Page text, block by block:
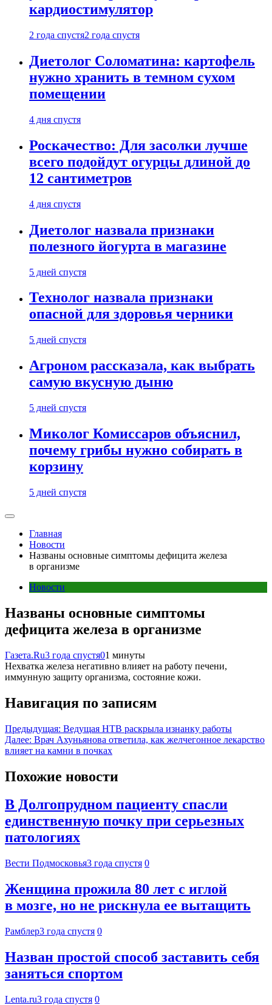
кардиостимулятор
2 года спустя2 года спустя
Диетолог Соломатина: картофель
нужно хранить в темном сухом
помещении
4 дня спустя
Роскачество: Для засолки лучше
всего подойдут огурцы длиной до
12 сантиметров
4 дня спустя
Диетолог назвала признаки
полезного йогурта в магазине
5 дней спустя
Технолог назвала признаки
опасной для здоровья черники
5 дней спустя
Агроном рассказала, как выбрать
самую вкусную дыню
5 дней спустя
Миколог Комиссаров объяснил,
почему грибы нужно собирать в
корзину
5 дней спустя
Главная
Новости
Названы основные симптомы дефицита железа
в организме
Новости
Названы основные симптомы
дефицита железа в организме
Газета.Ru3 года спустя01 минуты
Нехватка железа негативно влияет на работу печени,
иммунную защиту организма, состояние кожи.
Навигация по записям
Предыдущая: Ведущая НТВ раскрыла изнанку работы
Далее: Врач Ахуньянова ответила, как желчегонное лекарство
влияет на камни в почках
Похожие новости
В Долгопрудном пациенту спасли
единственную почку при серьезных
патологиях
Вести Подмосковья3 года спустя 0
Женщина прожила 80 лет с иглой
в мозге, но не рискнула ее вытащить
Рамблер3 года спустя 0
Назван простой способ заставить себя
заняться спортом
Lenta.ru3 года спустя 0